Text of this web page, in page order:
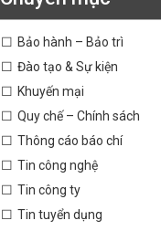
Bảo hành – Bảo trì
Đào tạo & Sự kiện
Khuyến mại
Quy chế – Chính sách
Thông cáo báo chí
Tin công nghệ
Tin công ty
Tin tuyển dụng